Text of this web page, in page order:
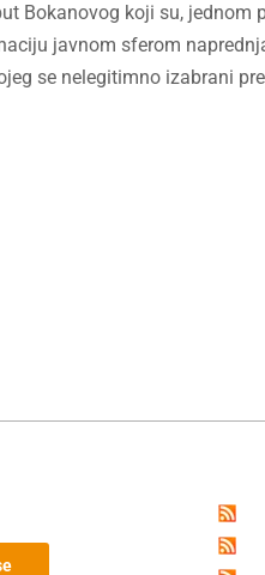
Bokanovog koji su, jednom
javnom sferom
se nelegitimno izabrani